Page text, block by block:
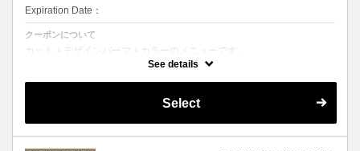
Expiration Date：
クーポンについて
カット＋デザインパーマ＋カラーのメニューです。
デザインパーマ、スパイラルパーマ、ハードパーマ、ツイストパーマな
M ¥＋1100 L¥＋1650 LL¥＋2200
See details
Select